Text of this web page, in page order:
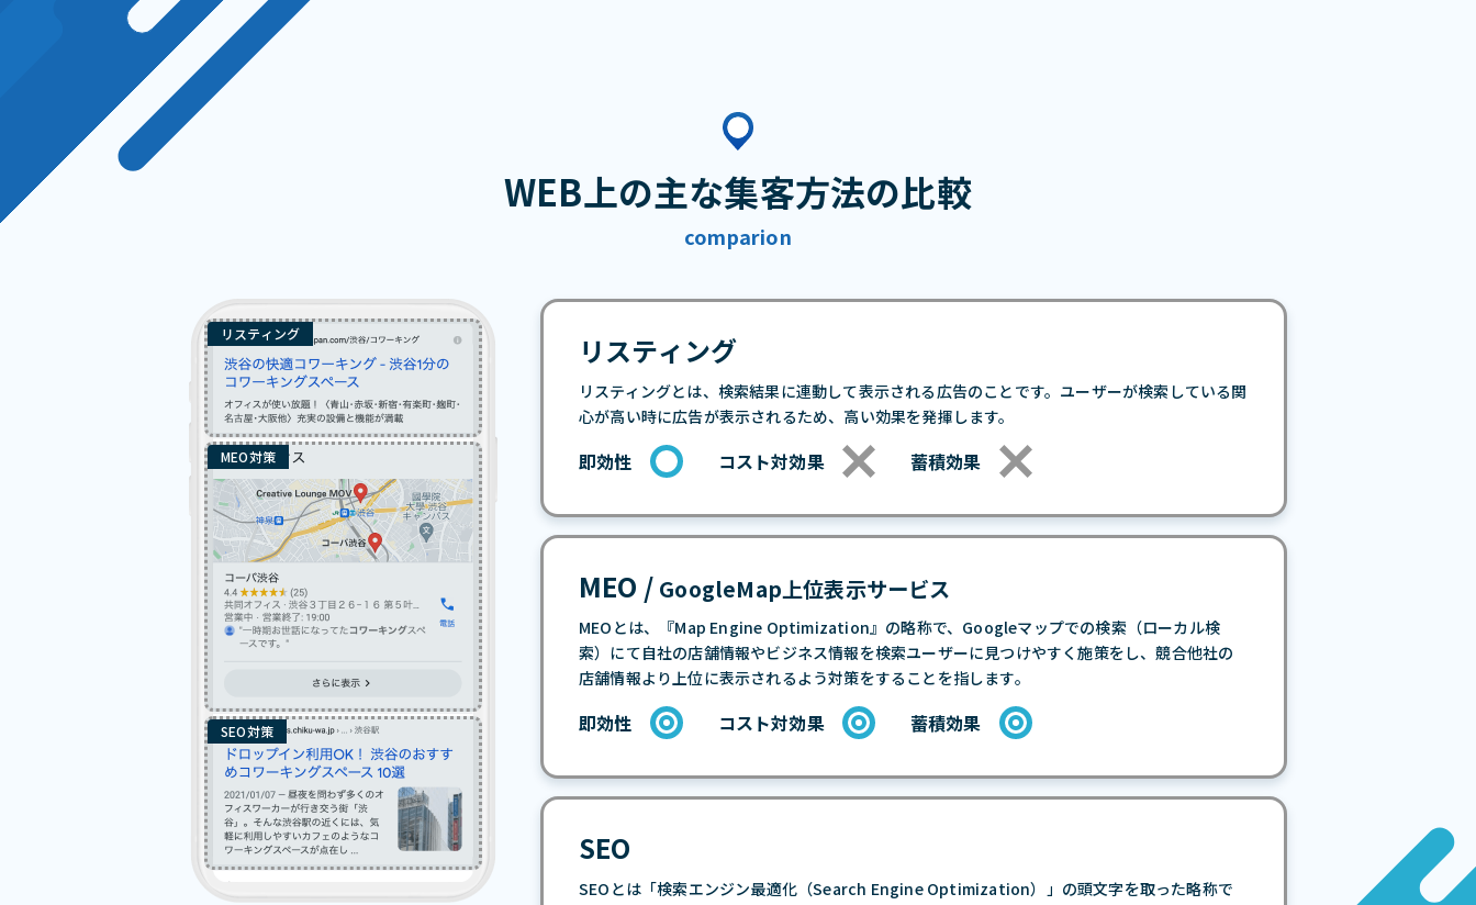
WEB上の主な集客方法の比較
comparion
リスティング
MEO対策
SEO対策
リスティング
リスティングとは、検索結果に連動して表示される広告のことです。ユーザーが検索している関
心が高い時に広告が表示されるため、高い効果を発揮します。
即効性 コスト対効果 蓄積効果
MEO / GoogleMap上位表示サービス
MEOとは、『Map Engine Optimization』の略称で、Googleマップでの検索（ローカル検
索）にて自社の店舗情報やビジネス情報を検索ユーザーに見つけやすく施策をし、競合他社の
店舗情報より上位に表示されるよう対策をすることを指します。
即効性 コスト対効果 蓄積効果
SEO
SEOとは「検索エンジン最適化（Search Engine Optimization）」の頭文字を取った略称で